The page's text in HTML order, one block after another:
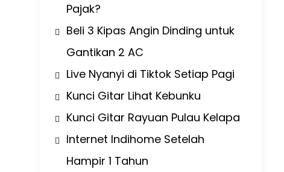
Pajak?
Beli 3 Kipas Angin Dinding untuk
Gantikan 2 AC
Live Nyanyi di Tiktok Setiap Pagi
Kunci Gitar Lihat Kebunku
Kunci Gitar Rayuan Pulau Kelapa
Internet Indihome Setelah
Hampir 1 Tahun